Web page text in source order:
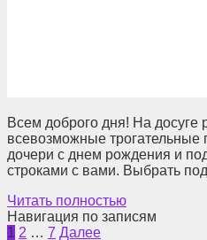
Всем доброго дня! На досуге
всевозможные трогательные
дочери с днем рождения и
строками с вами. Выбрать
Читать полностью
Навигация по записям
1 2 … 7 Далее